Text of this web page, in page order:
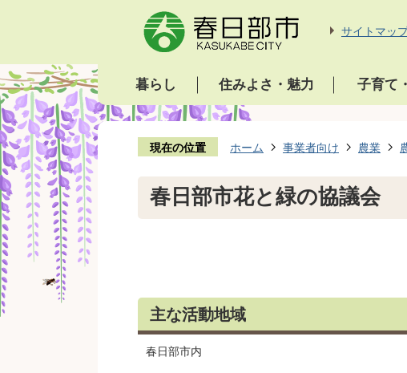
サイトマッ
暮らし 住みよさ・魅力 子育て
現在の位置 ホーム 事業者向け 農業
春日部市花と緑の協議会
主な活動地域
春日部市内